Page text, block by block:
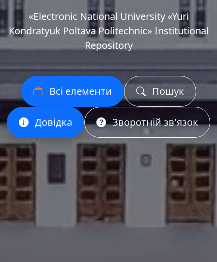
«Еlectronic National University «Yuri
Kondratyuk Poltava Politechnic» Institutional
Repository
Всі елементи Пошук
Довідка Зворотній зв'язок